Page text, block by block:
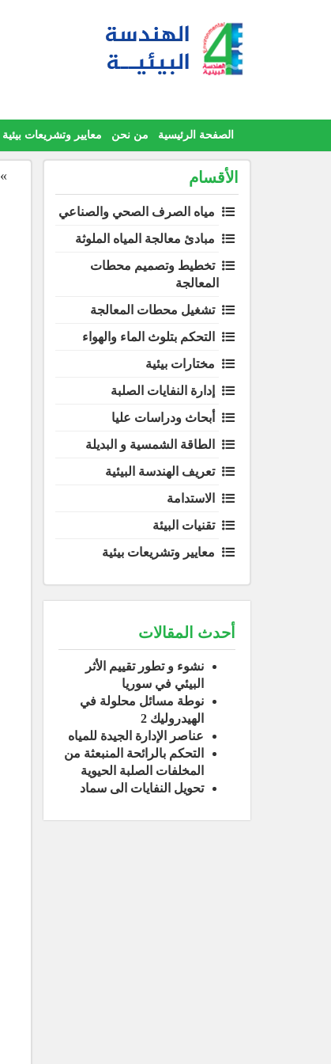
الصفحة الرئيسية من نحن معايير وتشريعات بيئية
الأقسام
مياه الصرف الصحي والصناعي
مبادئ معالجة المياه الملوثة
تخطيط وتصميم محطات
المعالجة
تشغيل محطات المعالجة
التحكم بتلوث الماء والهواء
مختارات بيئية
إدارة النفايات الصلبة
أبحاث ودراسات عليا
الطاقة الشمسية و البديلة
تعريف الهندسة البيئية
الاستدامة
تقنيات البيئة
معايير وتشريعات بيئية
أحدث المقالات
نشوء و تطور تقييم الأثر
البيئي في سوريا
نوطة مسائل محلولة في
الهيدروليك 2
عناصر الإدارة الجيدة للمياه
التحكم بالرائحة المنبعثة من
المخلفات الصلبة الحيوية
تحويل النفايات الى سماد
»